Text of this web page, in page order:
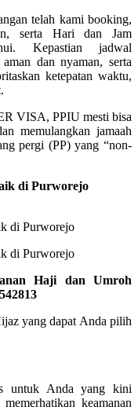
telah kami booking,
serta Hari dan Jam
Kepastian jadwal
dan nyaman, serta
ketepatan waktu,
VISA, PPIU mesti bisa
memulangkan jamaah
pergi (PP) yang “non-
di Purworejo
Haji dan Umroh
yang dapat Anda pilih
untuk Anda yang kini
keamanan